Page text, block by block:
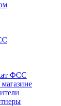
ФСС